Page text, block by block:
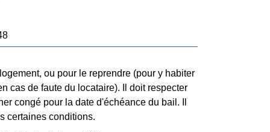
ou pour le reprendre (pour y habiter
cas de faute du locataire). Il doit respecter
congé pour la date d'échéance du bail. Il
certaines conditions.